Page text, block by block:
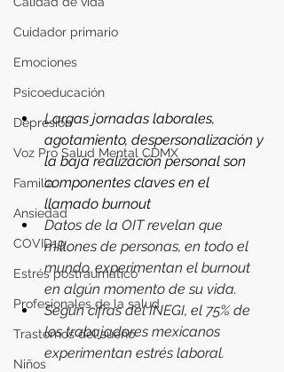
Cuidador primario
Emociones
Psicoeducación
Depresión
Voz Pro Salud Mental CDMX
Familia
Ansiedad
COVID19
Estrés postraumático
Profesionales de la salud
Trastornos del sueño
Niños
Largas jornadas laborales,
agotamiento, despersonalización y
la baja realización personal son
componentes claves en el
llamado burnout
Datos de la OIT revelan que
millones de personas, en todo el
mundo, experimentan el burnout
en algún momento de su vida.
Según cifras del INEGI, el 75% de
los trabajadores mexicanos
experimentan estrés laboral.